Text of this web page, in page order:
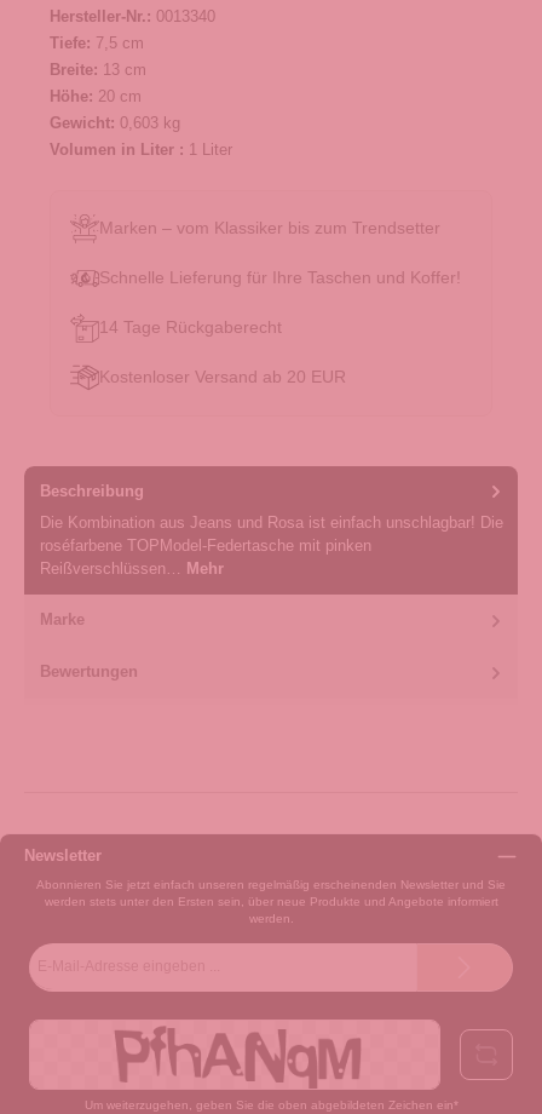
Hersteller-Nr.: 0013340
Tiefe: 7,5 cm
Breite: 13 cm
Höhe: 20 cm
Gewicht: 0,603 kg
Volumen in Liter : 1 Liter
Marken – vom Klassiker bis zum Trendsetter
Schnelle Lieferung für Ihre Taschen und Koffer!
14 Tage Rückgaberecht
Kostenloser Versand ab 20 EUR
Beschreibung
Die Kombination aus Jeans und Rosa ist einfach unschlagbar! Die
roséfarbene TOPModel-Federtasche mit pinken
Reißverschlüssen… Mehr
Marke
Bewertungen
Newsletter
Abonnieren Sie jetzt einfach unseren regelmäßig erscheinenden Newsletter und Sie
werden stets unter den Ersten sein, über neue Produkte und Angebote informiert
werden.
Um weiterzugehen, geben Sie die oben abgebildeten Zeichen ein*